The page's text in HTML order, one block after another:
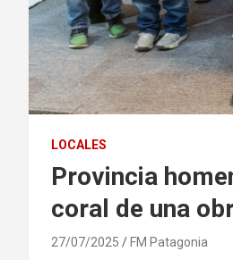
LOCALES
Provincia
coral de una
27/07/2025 FM Patagonia